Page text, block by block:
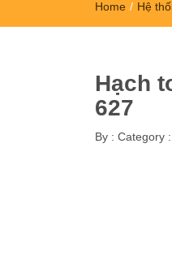
Home / Hệ
Hạch
627
By : Category :